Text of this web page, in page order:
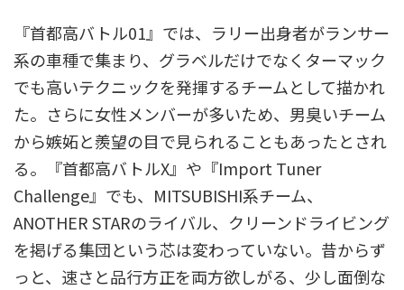
『首都高バトル01』では、ラリー出身者がランサー
系の車種で集まり、グラベルだけでなくターマック
でも高いテクニックを発揮するチームとして描かれ
た。さらに女性メンバーが多いため、男臭いチーム
から嫉妬と羨望の目で見られることもあったとされ
る。『首都高バトルX』や『Import Tuner
Challenge』でも、MITSUBISHI系チーム、
ANOTHER STARのライバル、クリーンドライビング
を掲げる集団という芯は変わっていない。昔からず
っと、速さと品行方正を両方欲しがる、少し面倒な